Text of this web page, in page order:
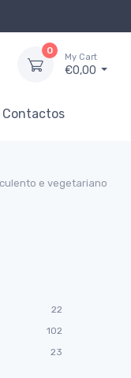
0
My Cart
€0,00
Contactos
e vegetariano
22
102
23